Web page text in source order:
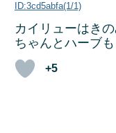
ID:3cd5abfa(1/1)
カイリューはき
ちゃんとハーブ
+5